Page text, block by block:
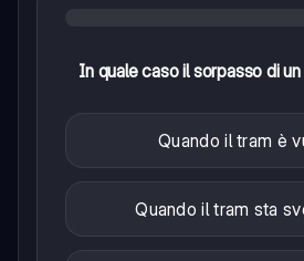
In quale caso il sorpasso di
Quando il tram è
Quando il tram sta